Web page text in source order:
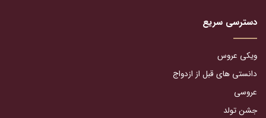
دسترسی سریع
ویکی عروس
دانستی های قبل از ازدواج
عروسی
جشن تولد